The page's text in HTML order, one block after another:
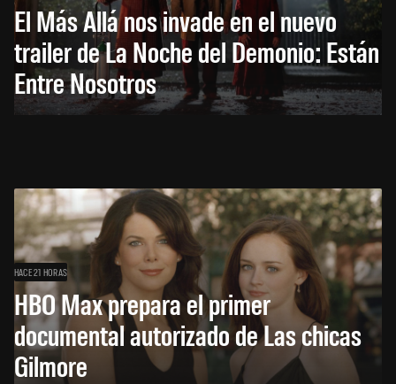
El Más Allá nos invade en el nuevo
trailer de La Noche del Demonio: Están
Entre Nosotros
HACE 21 HORAS
HBO Max prepara el primer
documental autorizado de Las chicas
Gilmore